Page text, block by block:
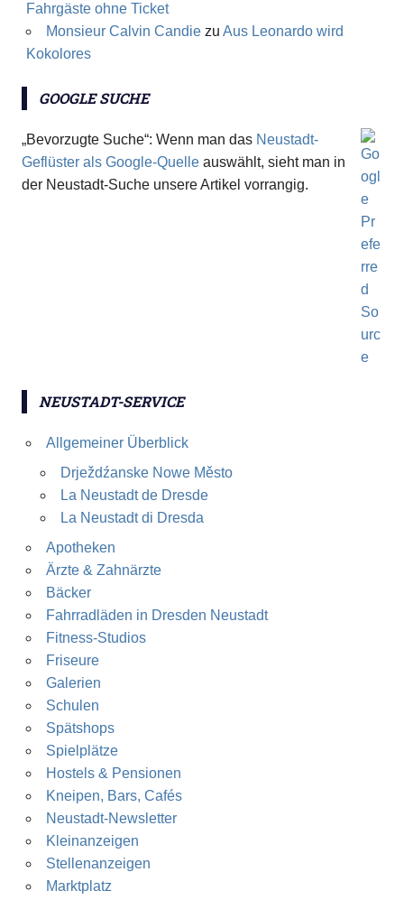
Fahrgäste ohne Ticket
Monsieur Calvin Candiezu Aus Leonardo wird
Kokolores
GOOGLE SUCHE
„Bevorzugte Suche“: Wenn man das Neustadt-
Geflüster als Google-Quelle auswählt, sieht man in
der Neustadt-Suche unsere Artikel vorrangig.
NEUSTADT-SERVICE
Allgemeiner Überblick
Drježdźanske Nowe Město
La Neustadt de Dresde
La Neustadt di Dresda
Apotheken
Ärzte & Zahnärzte
Bäcker
Fahrradläden in Dresden Neustadt
Fitness-Studios
Friseure
Galerien
Schulen
Spätshops
Spielplätze
Hostels & Pensionen
Kneipen, Bars, Cafés
Neustadt-Newsletter
Kleinanzeigen
Stellenanzeigen
Marktplatz